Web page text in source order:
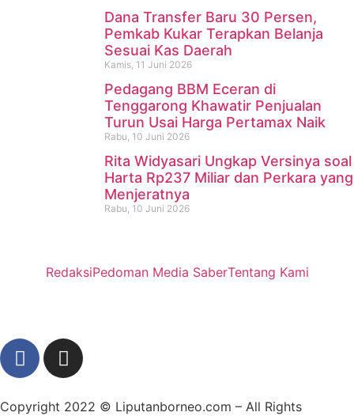
Dana Transfer Baru 30 Persen,
Pemkab Kukar Terapkan Belanja
Sesuai Kas Daerah
Kamis, 11 Juni 2026
Pedagang BBM Eceran di
Tenggarong Khawatir Penjualan
Turun Usai Harga Pertamax Naik
Rabu, 10 Juni 2026
Rita Widyasari Ungkap Versinya soal
Harta Rp237 Miliar dan Perkara yang
Menjeratnya
Rabu, 10 Juni 2026
RedaksiPedoman Media SaberTentang Kami
Copyright 2022 © Liputanborneo.com – All Rights